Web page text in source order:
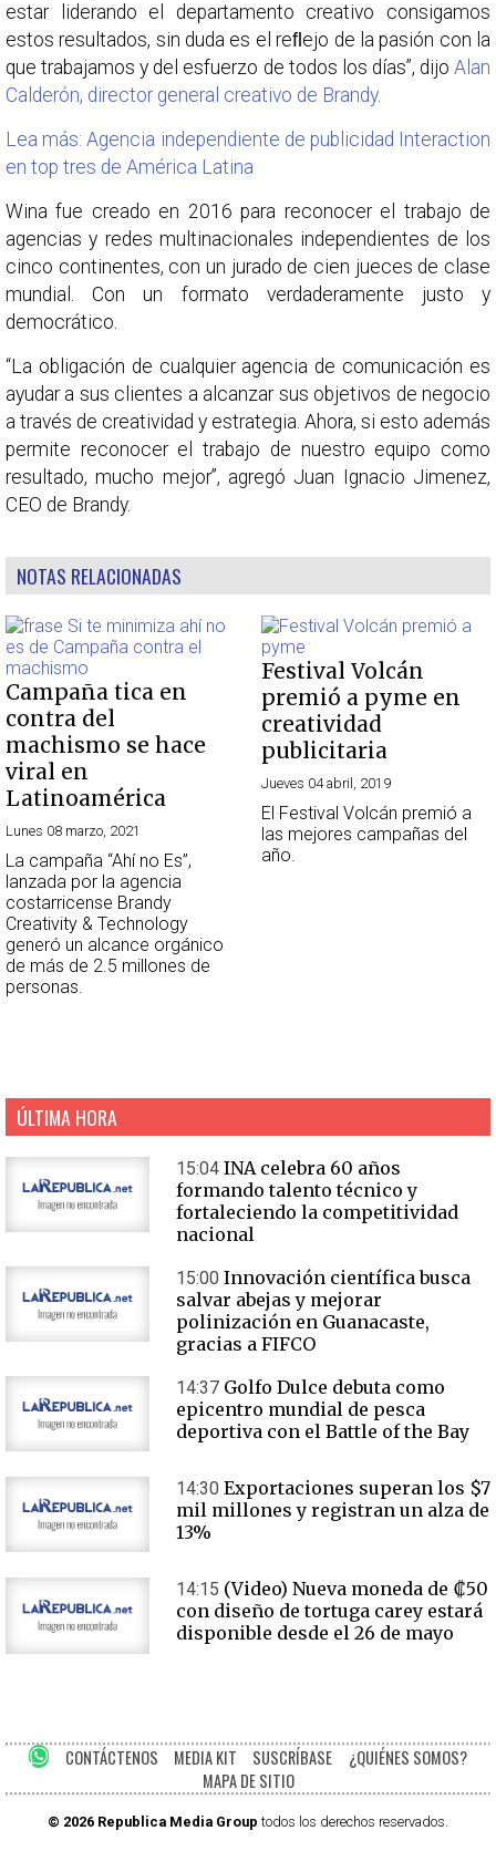
estar liderando el departamento creativo consigamos
estos resultados, sin duda es el reﬂejo de la pasión con la
que trabajamos y del esfuerzo de todos los días”, dijo Alan
Calderón, director general creativo de Brandy.
Lea más: Agencia independiente de publicidad Interaction
en top tres de América Latina
Wina fue creado en 2016 para reconocer el trabajo de
agencias y redes multinacionales independientes de los
cinco continentes, con un jurado de cien jueces de clase
mundial. Con un formato verdaderamente justo y
democrático.
“La obligación de cualquier agencia de comunicación es
ayudar a sus clientes a alcanzar sus objetivos de negocio
a través de creatividad y estrategia. Ahora, si esto además
permite reconocer el trabajo de nuestro equipo como
resultado, mucho mejor”, agregó Juan Ignacio Jimenez,
CEO de Brandy.
NOTAS RELACIONADAS
Campaña tica en
contra del
machismo se hace
viral en
Latinoamérica
Lunes 08 marzo, 2021
La campaña “Ahí no Es”,
lanzada por la agencia
costarricense Brandy
Creativity & Technology
generó un alcance orgánico
de más de 2.5 millones de
personas.
Festival Volcán
premió a pyme en
creatividad
publicitaria
Jueves 04 abril, 2019
El Festival Volcán premió a
las mejores campañas del
año.
ÚLTIMA HORA
15:04 INA celebra 60 años
formando talento técnico y
fortaleciendo la competitividad
nacional
15:00 Innovación científica busca
salvar abejas y mejorar
polinización en Guanacaste,
gracias a FIFCO
14:37 Golfo Dulce debuta como
epicentro mundial de pesca
deportiva con el Battle of the Bay
14:30 Exportaciones superan los $7
mil millones y registran un alza de
13%
14:15 (Video) Nueva moneda de ₡50
con diseño de tortuga carey estará
disponible desde el 26 de mayo
CONTÁCTENOS MEDIA KIT SUSCRÍBASE
¿QUIÉNES SOMOS?
MAPA DE SITIO
© 2026 Republica Media Group todos los derechos reservados.